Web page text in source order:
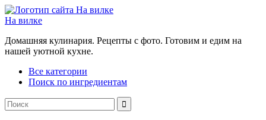
На вилке
Домашняя кулинария. Рецепты с фото. Готовим и едим на
нашей уютной кухне.
Все категории
Поиск по ингредиентам